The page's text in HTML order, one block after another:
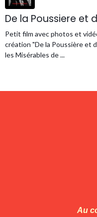
De la Poussiere et
Petit film avec photos et
création "De la Poussière et
les Misérables de ...
Au